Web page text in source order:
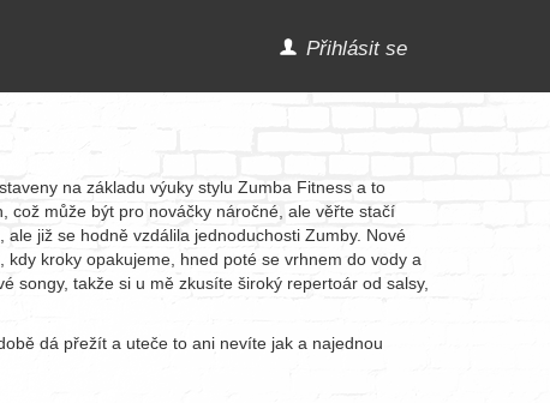
Přihlásit se
na základu výuky stylu Zumba Fitness a to
což může být pro nováčky náročné, ale věřte stačí
již se hodně vzdálila jednoduchosti Zumby. Nové
kroky opakujeme, hned poté se vrhnem do vody a
songy, takže si u mě zkusíte široký repertoár od salsy,
dá přežít a uteče to ani nevíte jak a najednou